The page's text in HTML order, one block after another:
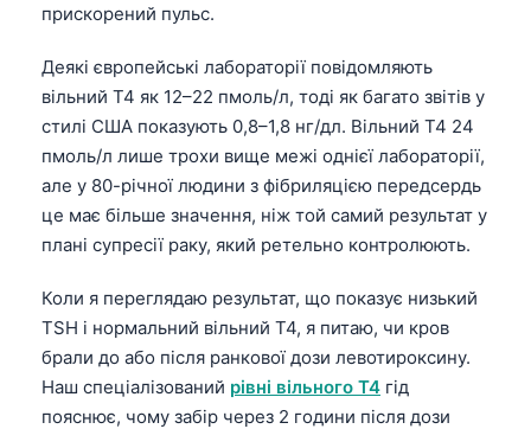
прискорений пульс.
Деякі європейські лабораторії повідомляють
вільний T4 як 12–22 пмоль/л, тоді як багато звітів у
стилі США показують 0,8–1,8 нг/дл. Вільний T4 24
пмоль/л лише трохи вище межі однієї лабораторії,
але у 80-річної людини з фібриляцією передсердь
це має більше значення, ніж той самий результат у
плані супресії раку, який ретельно контролюють.
Коли я переглядаю результат, що показує низький
TSH і нормальний вільний T4, я питаю, чи кров
брали до або після ранкової дози левотироксину.
Наш спеціалізований рівні вільного T4 гід
пояснює, чому забір через 2 години після дози
Қазақ тілі
Suomi
Hrvatski
Slovenčina
كوردی‎
پښتو
سنڌي
සිංහල
অসমীয়া
Latviešu valoda